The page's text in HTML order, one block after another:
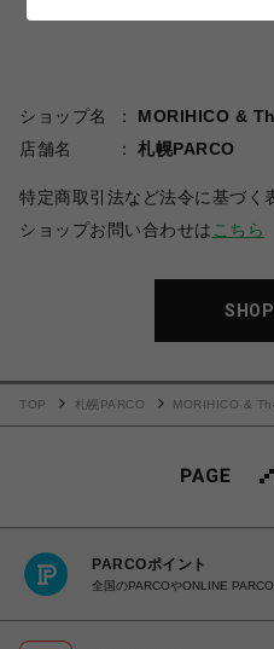
ショップ名
MORIHICO &
店舗名
札幌PARCO
特定商取引法など法令に基づく
ショップお問い合わせは こちら
TOP 札幌PARCO MORIHICO &
PARCOポイント
全国のPARCOやONLINE